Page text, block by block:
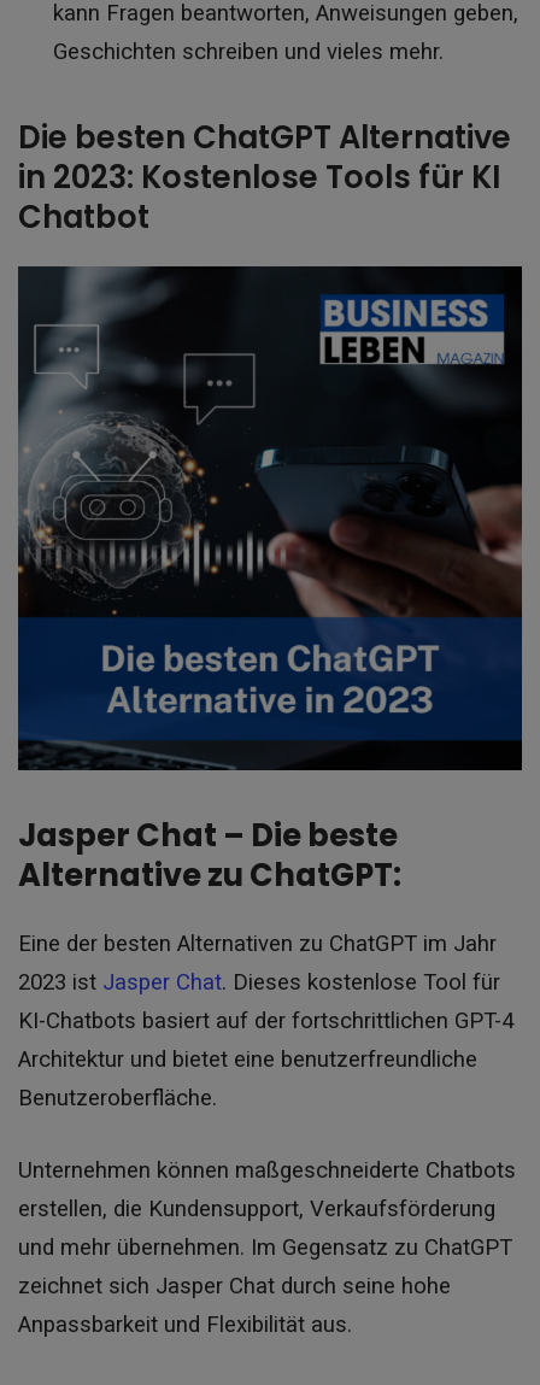
kann Fragen beantworten, Anweisungen geben,
Geschichten schreiben und vieles mehr.
Die besten ChatGPT Alternative
in 2023: Kostenlose Tools für KI
Chatbot
Jasper Chat – Die beste
Alternative zu ChatGPT:
Eine der besten Alternativen zu ChatGPT im Jahr
2023 ist Jasper Chat. Dieses kostenlose Tool für
KI-Chatbots basiert auf der fortschrittlichen GPT-4
Architektur und bietet eine benutzerfreundliche
Benutzeroberfläche.
Unternehmen können maßgeschneiderte Chatbots
erstellen, die Kundensupport, Verkaufsförderung
und mehr übernehmen. Im Gegensatz zu ChatGPT
zeichnet sich Jasper Chat durch seine hohe
Anpassbarkeit und Flexibilität aus.